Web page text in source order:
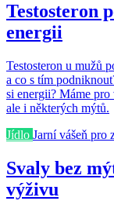
Testosteron
energii
Testosteron u mužů
a co s tím
si energii? Máme
ale i některých mýtů.
Jídlo Jarní vášeň pro
Svaly bez
výživu